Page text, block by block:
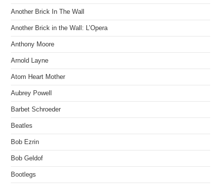
Another Brick In The Wall
Another Brick in the Wall: L’Opera
Anthony Moore
Arnold Layne
Atom Heart Mother
Aubrey Powell
Barbet Schroeder
Beatles
Bob Ezrin
Bob Geldof
Bootlegs